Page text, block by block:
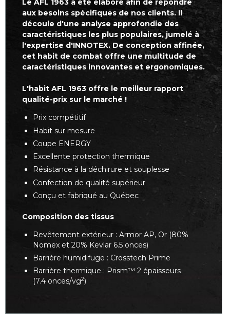
Le AFL 1963 a été élaboré afin de répondre
aux besoins spécifiques de nos clients. Il
découle d'une analyse approfondie des
caractéristiques les plus populaires, jumelé à
l'expertise d'INNOTEX. De conception affinée,
cet habit de combat offre une multitude de
caractéristiques innovantes et ergonomiques.
L'habit AFL 1963 offre le meilleur rapport
qualité-prix sur le marché !
Prix compétitif
Habit sur mesure
Coupe ENERGY
Excellente protection thermique
Résistance à la déchirure et souplesse
Confection de qualité supérieur
Conçu et fabriqué au Québec
Composition des tissus
Revêtement extérieur : Armor AP, Or (80%
Nomex et 20% Kevlar 6.5 onces)
Barrière humidifuge : Crosstech Prime
Barrière thermique : Prism™ 2 épaisseurs
(7.4 onces/vg2)